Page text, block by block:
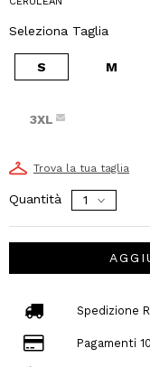
Seleziona Taglia
S M
3XL
Trova la tua taglia
Quantità
Spedizione
Pagamenti